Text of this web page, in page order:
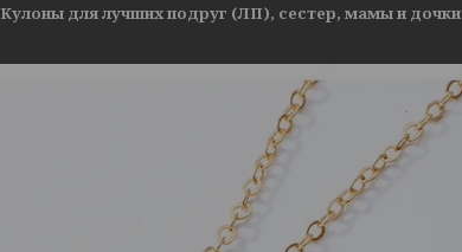
Кулоны для лучших подруг (ЛП), сестер, мамы и дочки